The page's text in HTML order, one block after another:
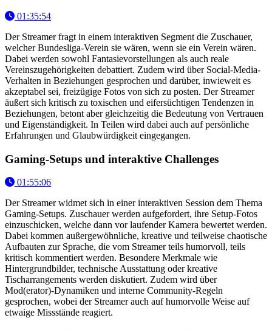
01:35:54
Der Streamer fragt in einem interaktiven Segment die Zuschauer,
welcher Bundesliga-Verein sie wären, wenn sie ein Verein wären.
Dabei werden sowohl Fantasievorstellungen als auch reale
Vereinszugehörigkeiten debattiert. Zudem wird über Social-Media-
Verhalten in Beziehungen gesprochen und darüber, inwieweit es
akzeptabel sei, freizügige Fotos von sich zu posten. Der Streamer
äußert sich kritisch zu toxischen und eifersüchtigen Tendenzen in
Beziehungen, betont aber gleichzeitig die Bedeutung von Vertrauen
und Eigenständigkeit. In Teilen wird dabei auch auf persönliche
Erfahrungen und Glaubwürdigkeit eingegangen.
Gaming-Setups und interaktive Challenges
01:55:06
Der Streamer widmet sich in einer interaktiven Session dem Thema
Gaming-Setups. Zuschauer werden aufgefordert, ihre Setup-Fotos
einzuschicken, welche dann vor laufender Kamera bewertet werden.
Dabei kommen außergewöhnliche, kreative und teilweise chaotische
Aufbauten zur Sprache, die vom Streamer teils humorvoll, teils
kritisch kommentiert werden. Besondere Merkmale wie
Hintergrundbilder, technische Ausstattung oder kreative
Tischarrangements werden diskutiert. Zudem wird über
Mod(erator)-Dynamiken und interne Community-Regeln
gesprochen, wobei der Streamer auch auf humorvolle Weise auf
etwaige Missstände reagiert.